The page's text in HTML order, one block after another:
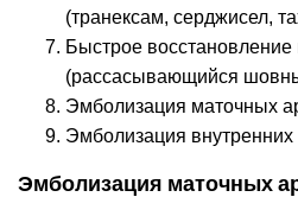
(транексам, серджисел,
Быстрое восстановление
(рассасывающийся
Эмболизация маточных
Эмболизация
Эмболизация маточных